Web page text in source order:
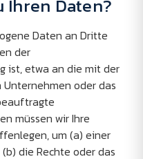
Ihren Daten?
Daten an Dritte
der
ist, etwa an die mit der
oder das
müssen wir Ihre
um (a) einer
die Rechte oder das